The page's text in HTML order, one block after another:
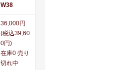
W38
36,000円
(税込39,60
0円)
在庫0 売り
切れ中